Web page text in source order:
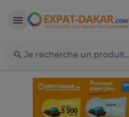
Expat-Dakar